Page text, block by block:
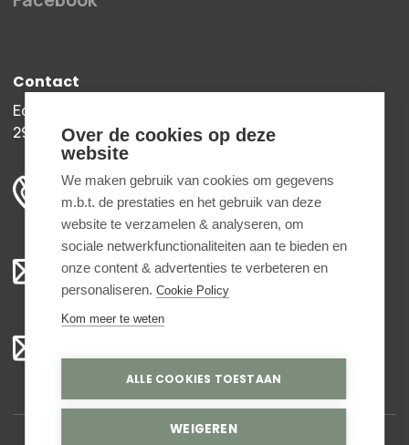
Contact
Edisonweg 30b
2952 AD Alblasserdam
+31 78 204 90 50
ma t/m vr 8.00 - 16.30 uur
Algemeen:
info@bedankjes.nl
klantenservice@bedankjes.nl
Over de cookies op deze
website
We maken gebruik van cookies om gegevens
m.b.t. de prestaties en het gebruik van deze
website te verzamelen & analyseren, om
sociale netwerkfunctionaliteiten aan te bieden en
onze content & advertenties te verbeteren en
personaliseren.Cookie Policy
Kom meer te weten
ALLE COOKIES TOESTAAN
WEIGEREN